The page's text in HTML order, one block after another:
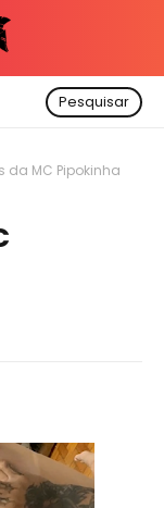
Pesquisar
da MC Pipokinha